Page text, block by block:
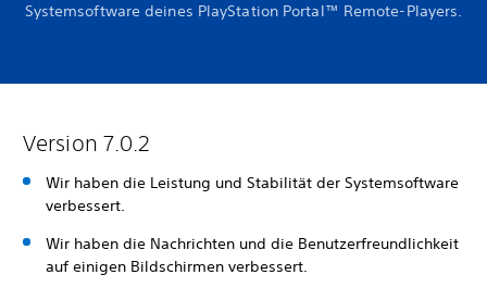
Systemsoftware deines PlayStation Portal™ Remote-Players.
Version 7.0.2
Wir haben die Leistung und Stabilität der Systemsoftware
verbessert.
Wir haben die Nachrichten und die Benutzerfreundlichkeit
auf einigen Bildschirmen verbessert.